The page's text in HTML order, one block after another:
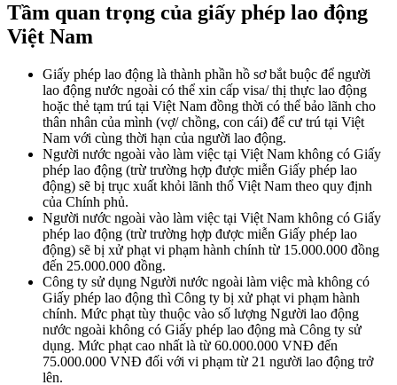
Tầm quan trọng của giấy phép lao động
Việt Nam
Giấy phép lao động là thành phần hồ sơ bắt buộc để người
lao động nước ngoài có thể xin cấp visa/ thị thực lao động
hoặc thẻ tạm trú tại Việt Nam đồng thời có thể bảo lãnh cho
thân nhân của mình (vợ/ chồng, con cái) để cư trú tại Việt
Nam với cùng thời hạn của người lao động.
Người nước ngoài vào làm việc tại Việt Nam không có Giấy
phép lao động (trừ trường hợp được miễn Giấy phép lao
động) sẽ bị trục xuất khỏi lãnh thổ Việt Nam theo quy định
của Chính phủ.
Người nước ngoài vào làm việc tại Việt Nam không có Giấy
phép lao động (trừ trường hợp được miễn Giấy phép lao
động) sẽ bị xử phạt vi phạm hành chính từ 15.000.000 đồng
đến 25.000.000 đồng.
Công ty sử dụng Người nước ngoài làm việc mà không có
Giấy phép lao động thì Công ty bị xử phạt vi phạm hành
chính. Mức phạt tùy thuộc vào số lượng Người lao động
nước ngoài không có Giấy phép lao động mà Công ty sử
dụng. Mức phạt cao nhất là từ 60.000.000 VNĐ đến
75.000.000 VNĐ đối với vi phạm từ 21 người lao động trở
lên.